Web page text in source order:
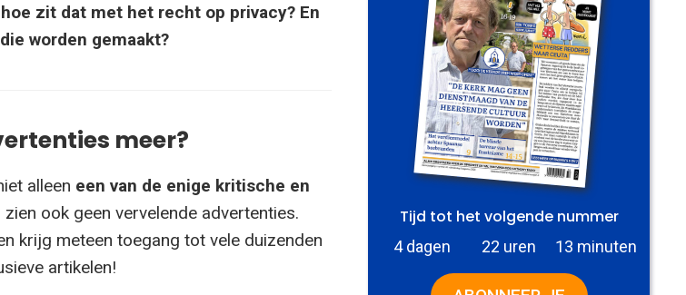
zit dat met het recht op privacy? En
worden gemaakt?
meer?
alleen een van de enige kritische en
zien ook geen vervelende advertenties.
krijg meteen toegang tot vele duizenden
artikelen!
Tijd tot het volgende nummer
4 dagen 22 uren 13 minuten